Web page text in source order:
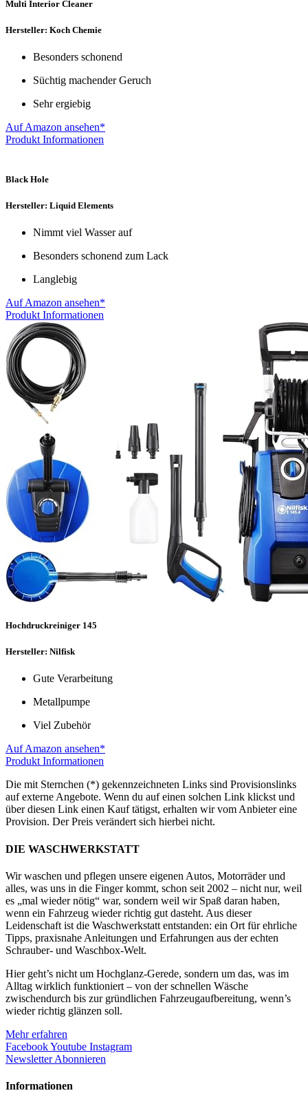
Multi Interior Cleaner
Hersteller: Koch Chemie
Besonders schonend
Süchtig machender Geruch
Sehr ergiebig
Auf Amazon ansehen*
Produkt Informationen
Black Hole
Hersteller: Liquid Elements
Nimmt viel Wasser auf
Besonders schonend zum Lack
Langlebig
Auf Amazon ansehen*
Produkt Informationen
Hochdruckreiniger 145
Hersteller: Nilfisk
Gute Verarbeitung
Metallpumpe
Viel Zubehör
Auf Amazon ansehen*
Produkt Informationen
Die mit Sternchen (*) gekennzeichneten Links sind Provisionslinks
auf externe Angebote. Wenn du auf einen solchen Link klickst und
über diesen Link einen Kauf tätigst, erhalten wir vom Anbieter eine
Provision. Der Preis verändert sich hierbei nicht.
DIE WASCHWERKSTATT
Wir waschen und pflegen unsere eigenen Autos, Motorräder und
alles, was uns in die Finger kommt, schon seit 2002 – nicht nur, weil
es „mal wieder nötig“ war, sondern weil wir Spaß daran haben,
wenn ein Fahrzeug wieder richtig gut dasteht. Aus dieser
Leidenschaft ist die Waschwerkstatt entstanden: ein Ort für ehrliche
Tipps, praxisnahe Anleitungen und Erfahrungen aus der echten
Schrauber- und Waschbox-Welt.
Hier geht’s nicht um Hochglanz-Gerede, sondern um das, was im
Alltag wirklich funktioniert – von der schnellen Wäsche
zwischendurch bis zur gründlichen Fahrzeugaufbereitung, wenn’s
wieder richtig glänzen soll.
Mehr erfahren
FacebookYoutube Instagram
Newsletter Abonnieren
Informationen